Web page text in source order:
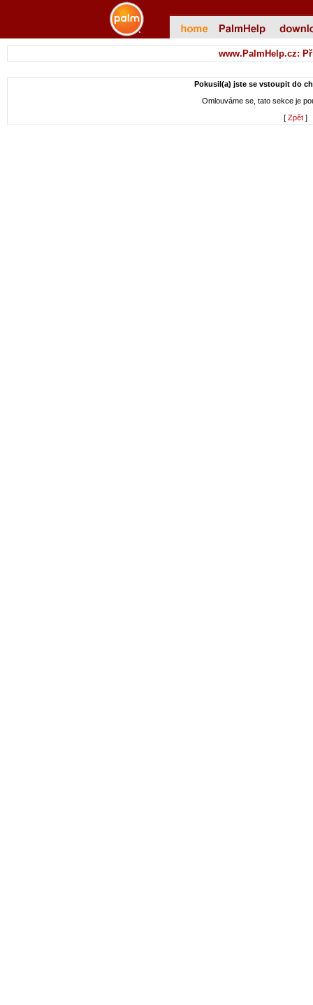
www.PalmHelp.cz:
Pokusil(a) jste se vstoupit do
Omlouváme se, tato sekce je
[ Zpět]